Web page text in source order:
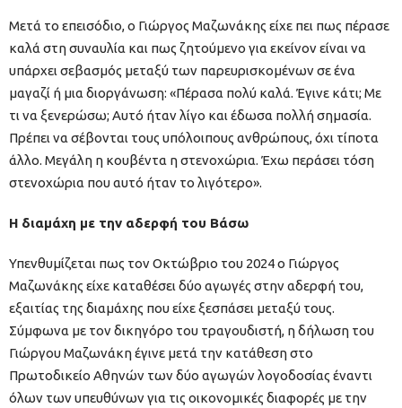
Μετά το επεισόδιο, ο Γιώργος Μαζωνάκης είχε πει πως πέρασε
καλά στη συναυλία και πως ζητούμενο για εκείνον είναι να
υπάρχει σεβασμός μεταξύ των παρευρισκομένων σε ένα
μαγαζί ή μια διοργάνωση: «Πέρασα πολύ καλά. Έγινε κάτι; Με
τι να ξενερώσω; Αυτό ήταν λίγο και έδωσα πολλή σημασία.
Πρέπει να σέβονται τους υπόλοιπους ανθρώπους, όχι τίποτα
άλλο. Μεγάλη η κουβέντα η στενοχώρια. Έχω περάσει τόση
στενοχώρια που αυτό ήταν το λιγότερο».
Η διαμάχη με την αδερφή του Βάσω
Υπενθυμίζεται πως τον Οκτώβριο του 2024 ο Γιώργος
Μαζωνάκης είχε καταθέσει δύο αγωγές στην αδερφή του,
εξαιτίας της διαμάχης που είχε ξεσπάσει μεταξύ τους.
Σύμφωνα με τον δικηγόρο του τραγουδιστή, η δήλωση του
Γιώργου Μαζωνάκη έγινε μετά την κατάθεση στο
Πρωτοδικείο Αθηνών των δύο αγωγών λογοδοσίας έναντι
όλων των υπευθύνων για τις οικονομικές διαφορές με την